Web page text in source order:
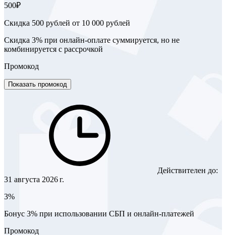
500₽
Скидка 500 рублей от 10 000 рублей
Скидка 3% при онлайн-оплате суммируется, но не
комбинируется с рассрочкой
Промокод
Показать промокод
Действителен до:
31 августа 2026 г.
3%
Бонус 3% при использовании СБП и онлайн-платежей
Промокод